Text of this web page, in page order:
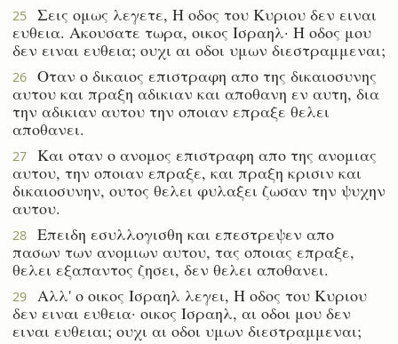
25
Σεις ομως λεγετε, Η οδος του Κυριου δεν ειναι
ευθεια. Ακουσατε τωρα, οικος Ισραηλ· Η οδος μου
δεν ειναι ευθεια; ουχι αι οδοι υμων διεστραμμεναι;
26
Οταν ο δικαιος επιστραφη απο της δικαιοσυνης
αυτου και πραξη αδικιαν και αποθανη εν αυτη, δια
την αδικιαν αυτου την οποιαν επραξε θελει
αποθανει.
27
Και οταν ο ανομος επιστραφη απο της ανομιας
αυτου, την οποιαν επραξε, και πραξη κρισιν και
δικαιοσυνην, ουτος θελει φυλαξει ζωσαν την ψυχην
αυτου.
28
Επειδη εσυλλογισθη και επεστρεψεν απο
πασων των ανομιων αυτου, τας οποιας επραξε,
θελει εξαπαντος ζησει, δεν θελει αποθανει.
29
Αλλ' ο οικος Ισραηλ λεγει, Η οδος του Κυριου
δεν ειναι ευθεια· οικος Ισραηλ, αι οδοι μου δεν
ειναι ευθειαι; ουχι αι οδοι υμων διεστραμμεναι;